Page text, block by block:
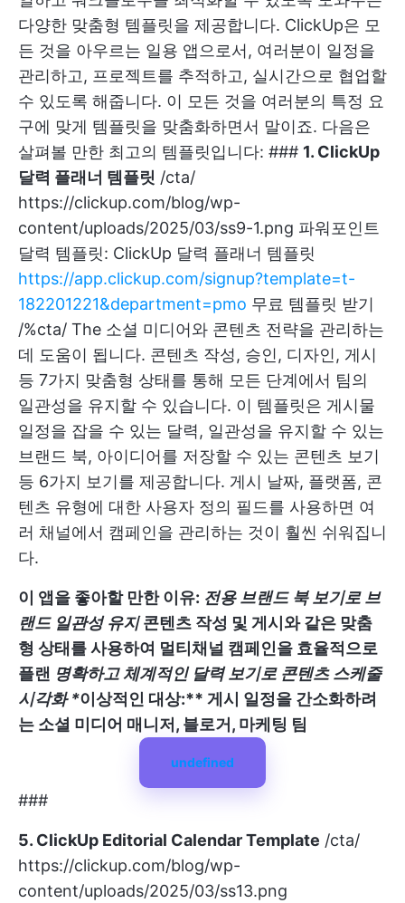
다양한 맞춤형 템플릿을 제공합니다. ClickUp은 모
든 것을 아우르는 일용 앱으로서, 여러분이 일정을
관리하고, 프로젝트를 추적하고, 실시간으로 협업할
수 있도록 해줍니다. 이 모든 것을 여러분의 특정 요
구에 맞게 템플릿을 맞춤화하면서 말이죠. 다음은
살펴볼 만한 최고의 템플릿입니다: ### 1. ClickUp
달력 플래너 템플릿 /cta/
https://clickup.com/blog/wp-
content/uploads/2025/03/ss9-1.png 파워포인트
달력 템플릿: ClickUp 달력 플래너 템플릿
https://app.clickup.com/signup?template=t-
182201221&department=pmo 무료 템플릿 받기
/%cta/ The 소셜 미디어와 콘텐츠 전략을 관리하는
데 도움이 됩니다. 콘텐츠 작성, 승인, 디자인, 게시
등 7가지 맞춤형 상태를 통해 모든 단계에서 팀의
일관성을 유지할 수 있습니다. 이 템플릿은 게시물
일정을 잡을 수 있는 달력, 일관성을 유지할 수 있는
브랜드 북, 아이디어를 저장할 수 있는 콘텐츠 보기
등 6가지 보기를 제공합니다. 게시 날짜, 플랫폼, 콘
텐츠 유형에 대한 사용자 정의 필드를 사용하면 여
러 채널에서 캠페인을 관리하는 것이 훨씬 쉬워집니
다.
이 앱을 좋아할 만한 이유: 전용 브랜드 북 보기로 브
랜드 일관성 유지콘텐츠 작성 및 게시와 같은 맞춤
형 상태를 사용하여 멀티채널 캠페인을 효율적으로
플랜 명확하고 체계적인 달력 보기로 콘텐츠 스케줄
시각화 *이상적인 대상:** 게시 일정을 간소화하려
는 소셜 미디어 매니저, 블로거, 마케팅 팀
undefined
###
5. ClickUp Editorial Calendar Template /cta/
https://clickup.com/blog/wp-
content/uploads/2025/03/ss13.png